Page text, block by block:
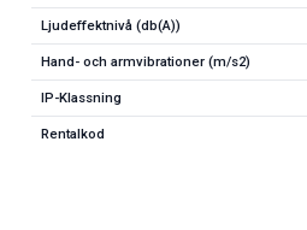
Ljudeffektnivå (db(A))
Hand- och armvibrationer (m/s2)
IP-Klassning
Rentalkod